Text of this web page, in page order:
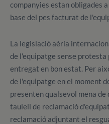
companyies estan obligades
base del pes facturat de
La legislació aèria
de l'equipatge sense
entregat en bon estat. Per
de l'equipatge en el moment
presenten qualsevol mena
taulell de reclamació
reclamació adjuntant el